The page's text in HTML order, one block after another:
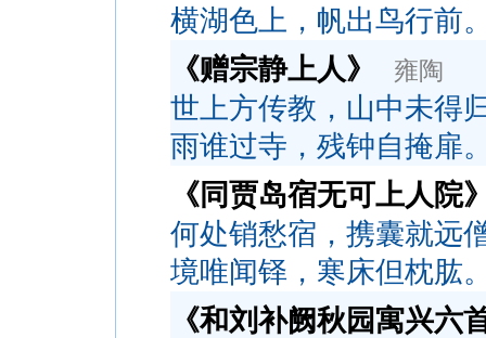
横湖色上，帆出鸟行前
《赠宗静上人》
雍陶
世上方传教，山中未得
雨谁过寺，残钟自掩扉
《同贾岛宿无可上人院
何处销愁宿，携囊就远
境唯闻铎，寒床但枕肱
《和刘补阙秋园寓兴六